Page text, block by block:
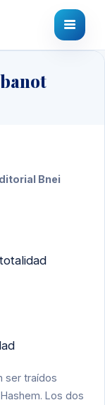
Bnei
ser traídos
Los dos